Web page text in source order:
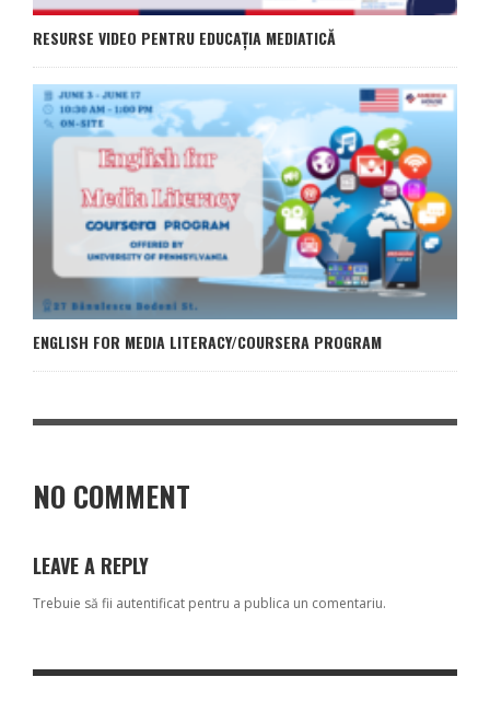
RESURSE VIDEO PENTRU EDUCAȚIA MEDIATICĂ
ENGLISH FOR MEDIA LITERACY/COURSERA PROGRAM
NO COMMENT
LEAVE A REPLY
Trebuie să fii autentificat pentru a publica un comentariu.